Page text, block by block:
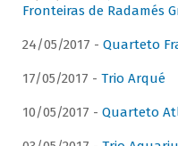
Fronteiras de Radamés
24/05/2017 - Quarteto
17/05/2017 - Trio Arqué
10/05/2017 - Quarteto